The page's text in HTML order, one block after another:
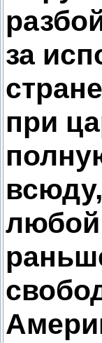
за
при
любой